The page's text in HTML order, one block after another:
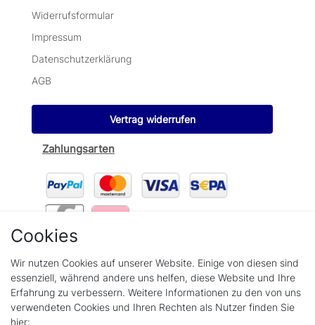
Widerrufsformular
Impressum
Datenschutzerklärung
AGB
Vertrag widerrufen
Zahlungsarten
Cookies
Wir nutzen Cookies auf unserer Website. Einige von diesen sind
essenziell, während andere uns helfen, diese Website und Ihre
Erfahrung zu verbessern. Weitere Informationen zu den von uns
verwendeten Cookies und Ihren Rechten als Nutzer finden Sie
hier: